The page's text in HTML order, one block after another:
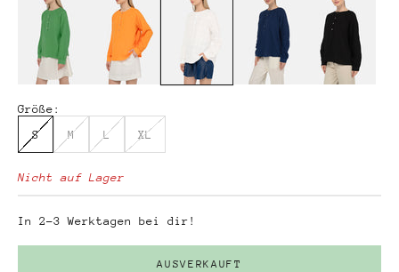
Größe:
S
M L XL
Nicht auf Lager
In 2-3 Werktagen bei dir!
AUSVERKAUFT